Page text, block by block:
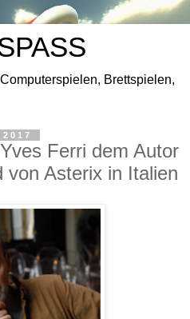
Brettspielen,
Ferri dem Autor
von Asterix in Italien